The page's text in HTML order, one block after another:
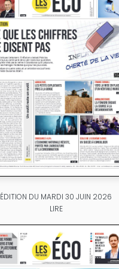
ÉDITION DU MARDI 30 JUIN 2026
LIRE